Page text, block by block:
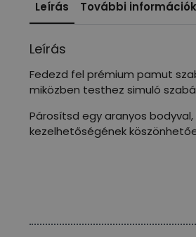
Leírás További információk
Leírás
Fedezd fel prémium pamut
miközben testhez simuló
Párosítsd egy aranyos
kezelhetőségének